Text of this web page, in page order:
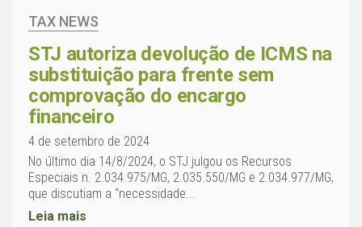
TAX NEWS
STJ autoriza devolução de ICMS na
substituição para frente sem
comprovação do encargo
financeiro
4 de setembro de 2024
No último dia 14/8/2024, o STJ julgou os Recursos
Especiais n. 2.034.975/MG, 2.035.550/MG e 2.034.977/MG,
que discutiam a “necessidade...
Leia mais